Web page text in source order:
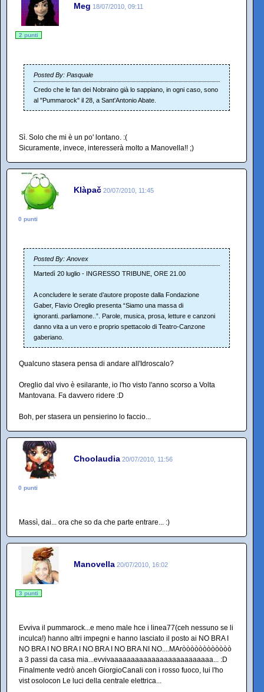
Meg 18/07/2010, 09:11
2 punti
Posted By: Pasquale
Credo che le fan dei Nobraino già lo sappiano, in ogni caso, sono
al "Pummarock" il 28, a Sant'Antonio Abate.
Sì. Solo che mi è un po' lontano. :(
Sicuramente, invece, interesserà molto a Manovella!! ;)
Klàpač 20/07/2010, 11:45
0 punti
Posted By: Anovex
Martedì 20 luglio - INGRESSO TRIBUNE, ORE 21.00
A concludere le serate d’autore proposte dalla Fondazione
Gaber, Flavio Oreglio presenta “Siamo una massa di
ignoranti..parliamone..”. Parole, musica, prosa, letture e canzoni
danno vita a un vero e proprio spettacolo di Teatro-Canzone
gaberiano.
Qualcuno stasera pensa di andare all'Idroscalo?
Oreglio dal vivo è esilarante, io l'ho visto l'anno scorso a Volta
Mantovana. Fa davvero ridere :D
Boh, per stasera un pensierino lo faccio...
Choolaudia 20/07/2010, 11:56
0 punti
Massì, dai... ora che so da che parte entrare... :)
Manovella 20/07/2010, 16:02
3 punti
Evviva il pummarock...e meno male hce i linea77(ceh nessuno se li
inculca!) hanno altri impegni e hanno lasciato il posto ai NO BRA I
NO BRA I NO BRA I NO BRA I NO BRA NI NO....MAròòòòòòòòòòòò
a 3 passi da casa mia...evvivaaaaaaaaaaaaaaaaaaaaaaaaa... :D
Finalmente vedrò anceh GiorgioCanali con i rosso fuoco, lui l'ho
vist osolocon Le luci della centrale elettrica...